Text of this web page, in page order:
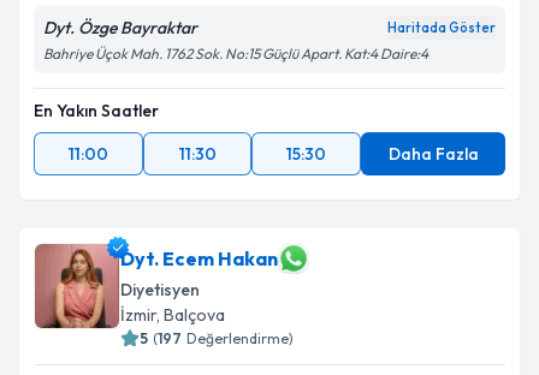
Dyt. Özge Bayraktar Haritada Göster
Bahriye Üçok Mah. 1762 Sok. No:15 Güçlü Apart. Kat:4 Daire:4
En Yakın Saatler
11:00
11:30 15:30 Daha Fazla
Dyt. Ecem Hakan
Diyetisyen
İzmir, Balçova
5 (197 Değerlendirme)